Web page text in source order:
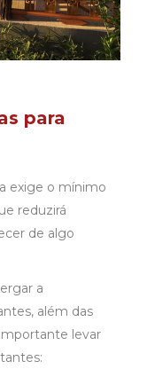
para
exige o mínimo
reduzirá
de algo
a
além das
levar